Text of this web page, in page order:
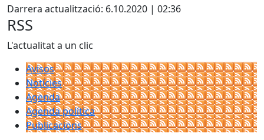
Darrera actualització: 6.10.2020 | 02:36
RSS
L'actualitat a un clic
Avisos
Notícies
Agenda
Agenda política
Publicacions